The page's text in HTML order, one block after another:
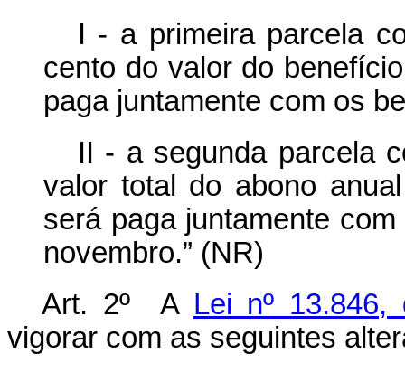
I - a primeira parcela
cento do valor do
paga juntamente com os
II - a segunda parcela
valor total do abono
será paga juntamente
novembro.” (NR)
Art. 2º A Lei nº
vigorar com as seguintes